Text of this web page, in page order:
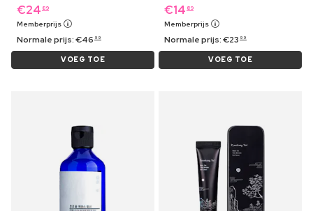
€24 89
Memberprijs
Normale prijs:€46 99
VOEG TOE
€14 89
Memberprijs
Normale prijs:€23 99
VOEG TOE